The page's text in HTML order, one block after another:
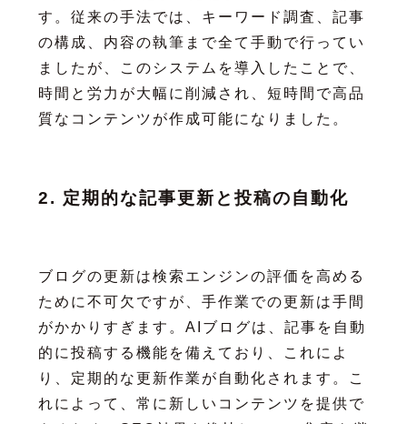
す。従来の手法では、キーワード調査、記事
の構成、内容の執筆まで全て手動で行ってい
ましたが、このシステムを導入したことで、
時間と労力が大幅に削減され、短時間で高品
質なコンテンツが作成可能になりました。
2. 定期的な記事更新と投稿の自動化
ブログの更新は検索エンジンの評価を高める
ために不可欠ですが、手作業での更新は手間
がかかりすぎます。AIブログは、記事を自動
的に投稿する機能を備えており、これによ
り、定期的な更新作業が自動化されます。こ
れによって、常に新しいコンテンツを提供で